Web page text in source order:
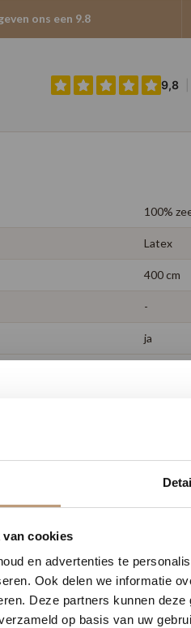
10%
Vraag snel een offerte
van cookies
en advertenties te
Ook delen we informatie
Deze partners kunnen
op basis van uw
ons een 9.8
100%
Latex
400 cm
-
ja
Ervaringen
9.8/ 10 op basis
goed
Jan uit
Vloer perfect